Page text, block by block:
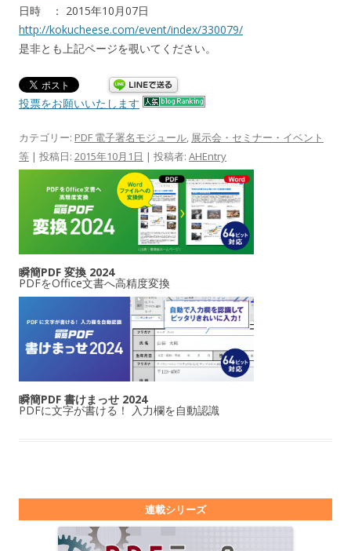
日時 ： 2015年10月07日
http://kokucheese.com/event/index/330079/
是非とも上記ページを覗いてください。
投票をお願いいたします
カテゴリー: PDF 電子署名モジュール, 展示会・セミナー・イベント
等 | 投稿日: 2015年10月1日 | 投稿者: AHEntry
瞬簡PDF 変換 2024
PDFをOffice文書へ高精度変換
瞬簡PDF 書けまっせ 2024
PDFに文字が書ける！ 入力欄を自動認識
連載シリーズ